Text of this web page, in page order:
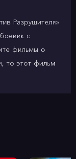
Разрушителя»
с
фильмы о
то этот фильм